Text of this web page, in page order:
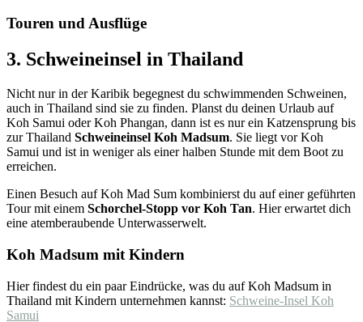
Touren und Ausflüge
3. Schweineinsel in Thailand
Nicht nur in der Karibik begegnest du schwimmenden Schweinen,
auch in Thailand sind sie zu finden. Planst du deinen Urlaub auf
Koh Samui oder Koh Phangan, dann ist es nur ein Katzensprung bis
zur Thailand Schweineinsel Koh Madsum. Sie liegt vor Koh
Samui und ist in weniger als einer halben Stunde mit dem Boot zu
erreichen.
Einen Besuch auf Koh Mad Sum kombinierst du auf einer geführten
Tour mit einem Schorchel-Stopp vor Koh Tan. Hier erwartet dich
eine atemberaubende Unterwasserwelt.
Koh Madsum mit Kindern
Hier findest du ein paar Eindrücke, was du auf Koh Madsum in
Thailand mit Kindern unternehmen kannst: Schweine-Insel Koh
Samui